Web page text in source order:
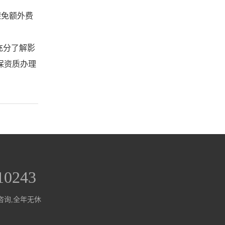
额外费
分了解影
资质办理
询,全年无休